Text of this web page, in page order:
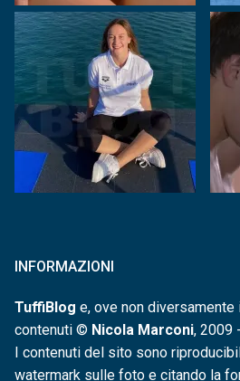
INFORMAZIONI
TuffiBlog e, ove non
contenuti © Nicola Marconi, 2009
I contenuti del sito sono
watermark sulle foto e citando la